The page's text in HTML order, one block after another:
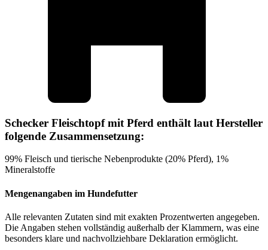
Schecker Fleischtopf mit Pferd enthält laut Hersteller
folgende Zusammensetzung:
99% Fleisch und tierische Nebenprodukte (20% Pferd), 1%
Mineralstoffe
Mengenangaben im Hundefutter
Alle relevanten Zutaten sind mit exakten Prozentwerten angegeben.
Die Angaben stehen vollständig außerhalb der Klammern, was eine
besonders klare und nachvollziehbare Deklaration ermöglicht.